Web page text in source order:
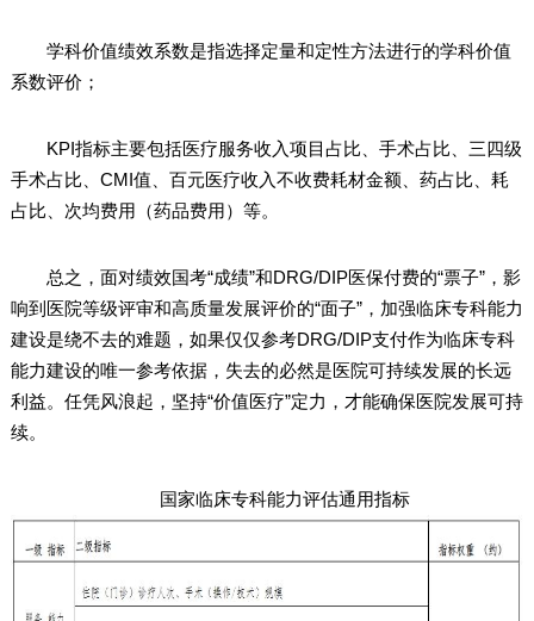
学科价值绩效系数是指选择定量和定性方法进行的学科价值
系数评价；
KPI指标主要包括医疗服务收入项目占比、手术占比、三四级
手术占比、CMI值、百元医疗收入不收费耗材金额、药占比、耗
占比、次均费用（药品费用）等。
总之，面对绩效国考“成绩”和DRG/DIP医保付费的“票子”，影
响到医院等级评审和高质量发展评价的“面子”，加强临床专科能力
建设是绕不去的难题，如果仅仅参考DRG/DIP支付作为临床专科
能力建设的唯一参考依据，失去的必然是医院可持续发展的长远
利益。任凭风浪起，坚持“价值医疗”定力，才能确保医院发展可持
续。
国家临床专科能力评估通用指标